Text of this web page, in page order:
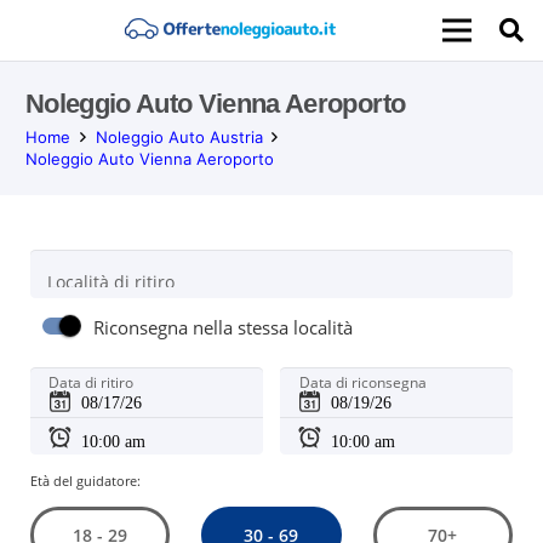
Noleggio Auto Vienna Aeroporto
Home
Noleggio Auto Austria
Noleggio Auto Vienna Aeroporto
Località di ritiro
Riconsegna nella stessa località
Data di ritiro Data di riconsegna
Età del guidatore:
18 - 29 30 - 69 70+